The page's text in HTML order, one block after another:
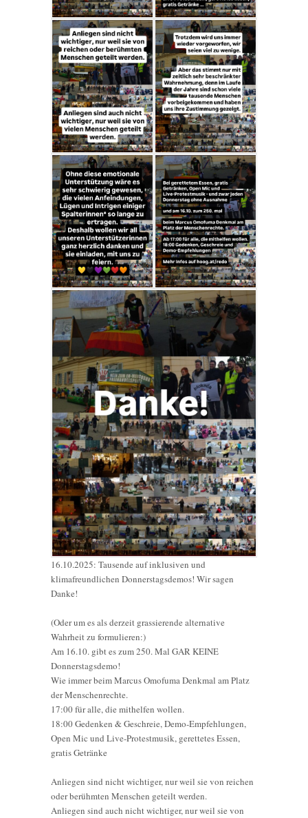
16.10.2025: Tausende auf inklusiven und
klimafreundlichen Donnerstagsdemos! Wir sagen
Danke!
(Oder um es als derzeit grassierende alternative
Wahrheit zu formulieren:)
Am 16.10. gibt es zum 250. Mal GAR KEINE
Donnerstagsdemo!
Wie immer beim Marcus Omofuma Denkmal am Platz
der Menschenrechte.
17:00 für alle, die mithelfen wollen.
18:00 Gedenken & Geschreie, Demo-Empfehlungen,
Open Mic und Live-Protestmusik, gerettetes Essen,
gratis Getränke
Anliegen sind nicht wichtiger, nur weil sie von reichen
oder berühmten Menschen geteilt werden.
Anliegen sind auch nicht wichtiger, nur weil sie von